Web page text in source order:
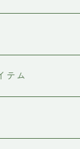
テム